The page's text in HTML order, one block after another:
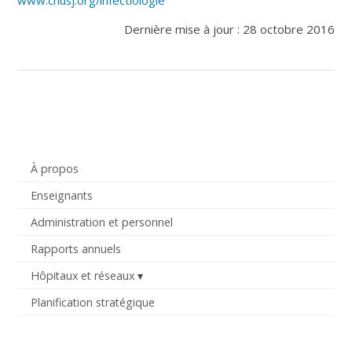
À propos
Enseignants
Administration et personnel
Rapports annuels
Hôpitaux et réseaux
Planification stratégique
Dernière mise à jour : 28 octobre 2016